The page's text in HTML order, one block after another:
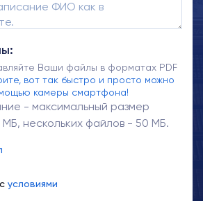
Ваши файлы в форматах PDF
вот так быстро и просто можно
камеры смартфона!
- максимальный размер
нескольких файлов - 50 МБ.
условиями